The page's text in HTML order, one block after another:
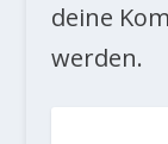
deine
werden.